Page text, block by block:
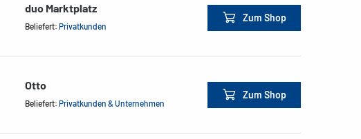
duo Marktplatz
Beliefert: Privatkunden
Zum Shop
Otto
Beliefert: Privatkunden & Unternehmen
Zum Shop